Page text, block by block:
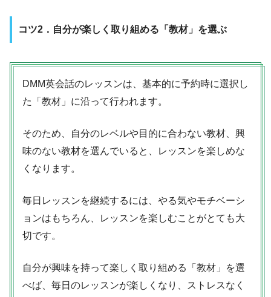
コツ2．自分が楽しく取り組める「教材」を選ぶ
DMM英会話のレッスンは、基本的に予約時に選択し
た「教材」に沿って行われます。
そのため、自分のレベルや目的に合わない教材、興
味のない教材を選んでいると、レッスンを楽しめな
くなります。
毎日レッスンを継続するには、やる気やモチベーシ
ョンはもちろん、レッスンを楽しむことがとても大
切です。
自分が興味を持って楽しく取り組める「教材」を選
べば、毎日のレッスンが楽しくなり、ストレスなく